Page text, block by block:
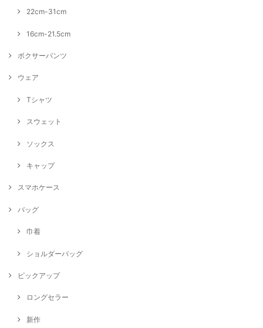
22cm-31cm
16cm-21.5cm
ボクサーパンツ
ウェア
Tシャツ
スウェット
ソックス
キャップ
スマホケース
バッグ
巾着
ショルダーバッグ
ピックアップ
ロングセラー
新作